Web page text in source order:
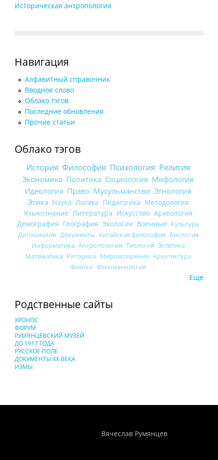
Историческая антропология
Навигация
Алфавитный справочник
Вводное слово
Облако тэгов
Последние обновления
Прочие статьи
Облако тэгов
История Философия Психология Религия
Экономика Политика Социология Мифология
Идеология Право Мусульманство Этнология
Этика Наука Логика Педагогика Методология
Языкознание Литература Искусство Археология
Демография География Экология Военные Культура
Дипломатия Документы Китайская философия Биология
Информатика Антропология Теология Эстетика
Математика Риторика Мировоззрение Архитектура
Физика Феноменология
Еще
Родственные сайты
ХРОНОС
ФОРУМ
РУМЯНЦЕВСКИЙ МУЗЕЙ
ДО 1917 ГОДА
РУССКОЕ ПОЛЕ
ДОКУМЕНТЫ XX ВЕКА
ИЗМЫ
Вячеслав Румянцев